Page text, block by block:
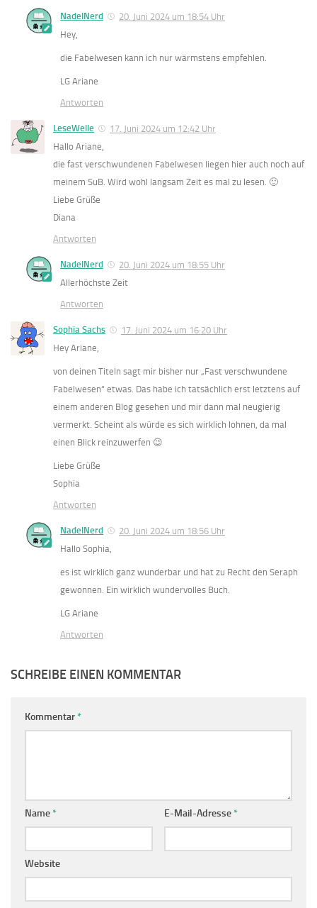
NadelNerd
20. Juni 2024 um 18:54 Uhr
Hey,
die Fabelwesen kann ich nur wärmstens empfehlen.
LG Ariane
Antworten
LeseWelle
17. Juni 2024 um 12:42 Uhr
Hallo Ariane,
die fast verschwundenen Fabelwesen liegen hier auch noch auf
meinem SuB. Wird wohl langsam Zeit es mal zu lesen. 🙂
Liebe Grüße
Diana
Antworten
NadelNerd
20. Juni 2024 um 18:55 Uhr
Allerhöchste Zeit
Antworten
Sophia Sachs
17. Juni 2024 um 16:20 Uhr
Hey Ariane,
von deinen Titeln sagt mir bisher nur „Fast verschwundene
Fabelwesen“ etwas. Das habe ich tatsächlich erst letztens auf
einem anderen Blog gesehen und mir dann mal neugierig
vermerkt. Scheint als würde es sich wirklich lohnen, da mal
einen Blick reinzuwerfen 😉
Liebe Grüße
Sophia
Antworten
NadelNerd
20. Juni 2024 um 18:56 Uhr
Hallo Sophia,
es ist wirklich ganz wunderbar und hat zu Recht den Seraph
gewonnen. Ein wirklich wundervolles Buch.
LG Ariane
Antworten
SCHREIBE EINEN KOMMENTAR
Kommentar*
Name* E-Mail-Adresse*
Website